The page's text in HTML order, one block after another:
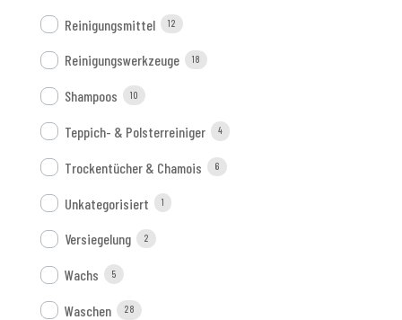
Reinigungsmittel 12
Reinigungswerkzeuge 18
Shampoos 10
Teppich- & Polsterreiniger 4
Trockentücher & Chamois 6
Unkategorisiert 1
Versiegelung 2
Wachs 5
Waschen 28